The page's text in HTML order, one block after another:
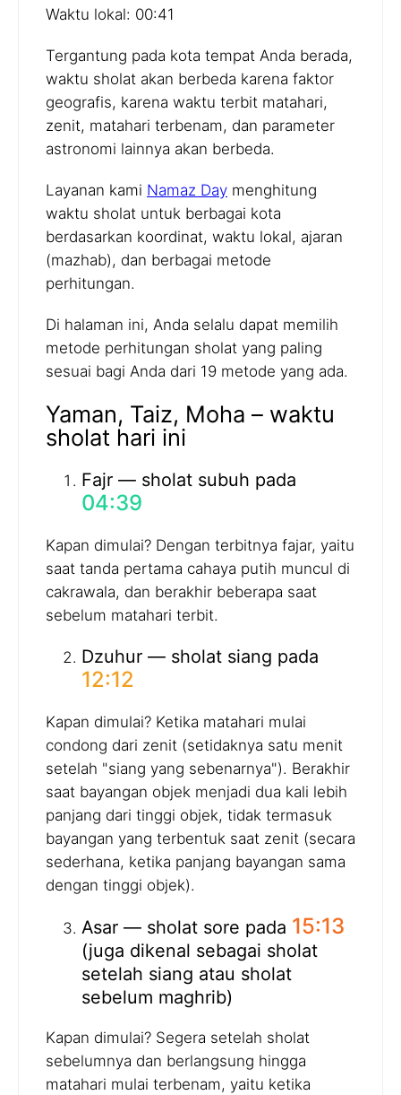
Waktu lokal: 00:41
Tergantung pada kota tempat Anda berada,
waktu sholat akan berbeda karena faktor
geografis, karena waktu terbit matahari,
zenit, matahari terbenam, dan parameter
astronomi lainnya akan berbeda.
Layanan kami Namaz Day menghitung
waktu sholat untuk berbagai kota
berdasarkan koordinat, waktu lokal, ajaran
(mazhab), dan berbagai metode
perhitungan.
Di halaman ini, Anda selalu dapat memilih
metode perhitungan sholat yang paling
sesuai bagi Anda dari 19 metode yang ada.
Yaman, Taiz, Moha – waktu
sholat hari ini
Fajr — sholat subuh pada
04:39
Kapan dimulai? Dengan terbitnya fajar, yaitu
saat tanda pertama cahaya putih muncul di
cakrawala, dan berakhir beberapa saat
sebelum matahari terbit.
Dzuhur — sholat siang pada
12:12
Kapan dimulai? Ketika matahari mulai
condong dari zenit (setidaknya satu menit
setelah "siang yang sebenarnya"). Berakhir
saat bayangan objek menjadi dua kali lebih
panjang dari tinggi objek, tidak termasuk
bayangan yang terbentuk saat zenit (secara
sederhana, ketika panjang bayangan sama
dengan tinggi objek).
Asar — sholat sore pada 15:13
(juga dikenal sebagai sholat
setelah siang atau sholat
sebelum maghrib)
Kapan dimulai? Segera setelah sholat
sebelumnya dan berlangsung hingga
matahari mulai terbenam, yaitu ketika